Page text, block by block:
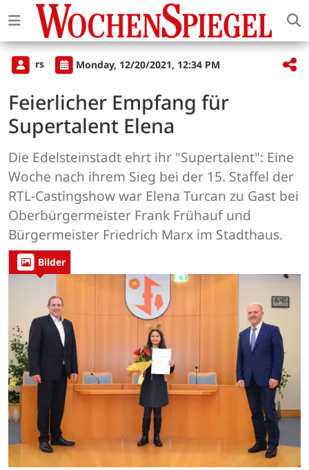
rs Monday, 12/20/2021, 12:34 PM
Feierlicher Empfang für
Supertalent Elena
Die Edelsteinstadt ehrt ihr "Supertalent": Eine
Woche nach ihrem Sieg bei der 15. Staffel der
RTL-Castingshow war Elena Turcan zu Gast bei
Oberbürgermeister Frank Frühauf und
Bürgermeister Friedrich Marx im Stadthaus.
Bilder